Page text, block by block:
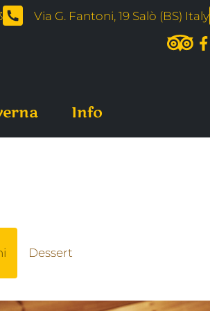
Via G. Fantoni, 19 Salò (BS) Italy
Info
Dessert